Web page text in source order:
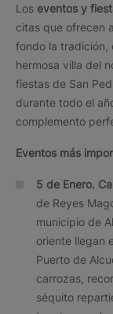
Los eventos y
citas que ofrecen
fondo la tradición,
hermosa villa del
fiestas de San
durante todo el
complemento
Eventos más
5 de Enero.
de Reyes
municipio de
oriente llegan
Puerto de
carrozas,
séquito